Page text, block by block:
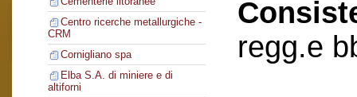
Centro ricerche metallurgiche -
CRM
Cornigliano spa
Elba S.A. di miniere e di
altiforni
regg.e